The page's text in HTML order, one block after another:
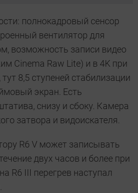
полнокадровый сенсор
вентилятор для
возможность записи видео
Cinema Raw Lite) и в 4K при
8,5 ступеней стабилизации
экран. Есть
снизу и сбоку. Камера
затвора и видоискателя.
R6 V может записывать
двух часов и более при
R6 III перегрев наступал